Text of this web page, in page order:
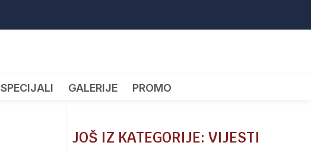
SPECIJALI GALERIJE PROMO
JOŠ IZ KATEGORIJE: VIJESTI